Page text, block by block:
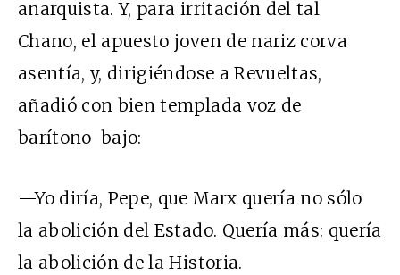
anarquista. Y, para irritación del tal
Chano, el apuesto joven de nariz corva
asentía, y, dirigiéndose a Revueltas,
añadió con bien templada voz de
barítono-bajo:
—Yo diría, Pepe, que Marx quería no sólo
la abolición del Estado. Quería más: quería
la abolición de la Historia.